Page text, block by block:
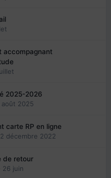
accompagnant
2025-2026
août 2025
carte RP en ligne
décembre 2022
de retour
26 juin